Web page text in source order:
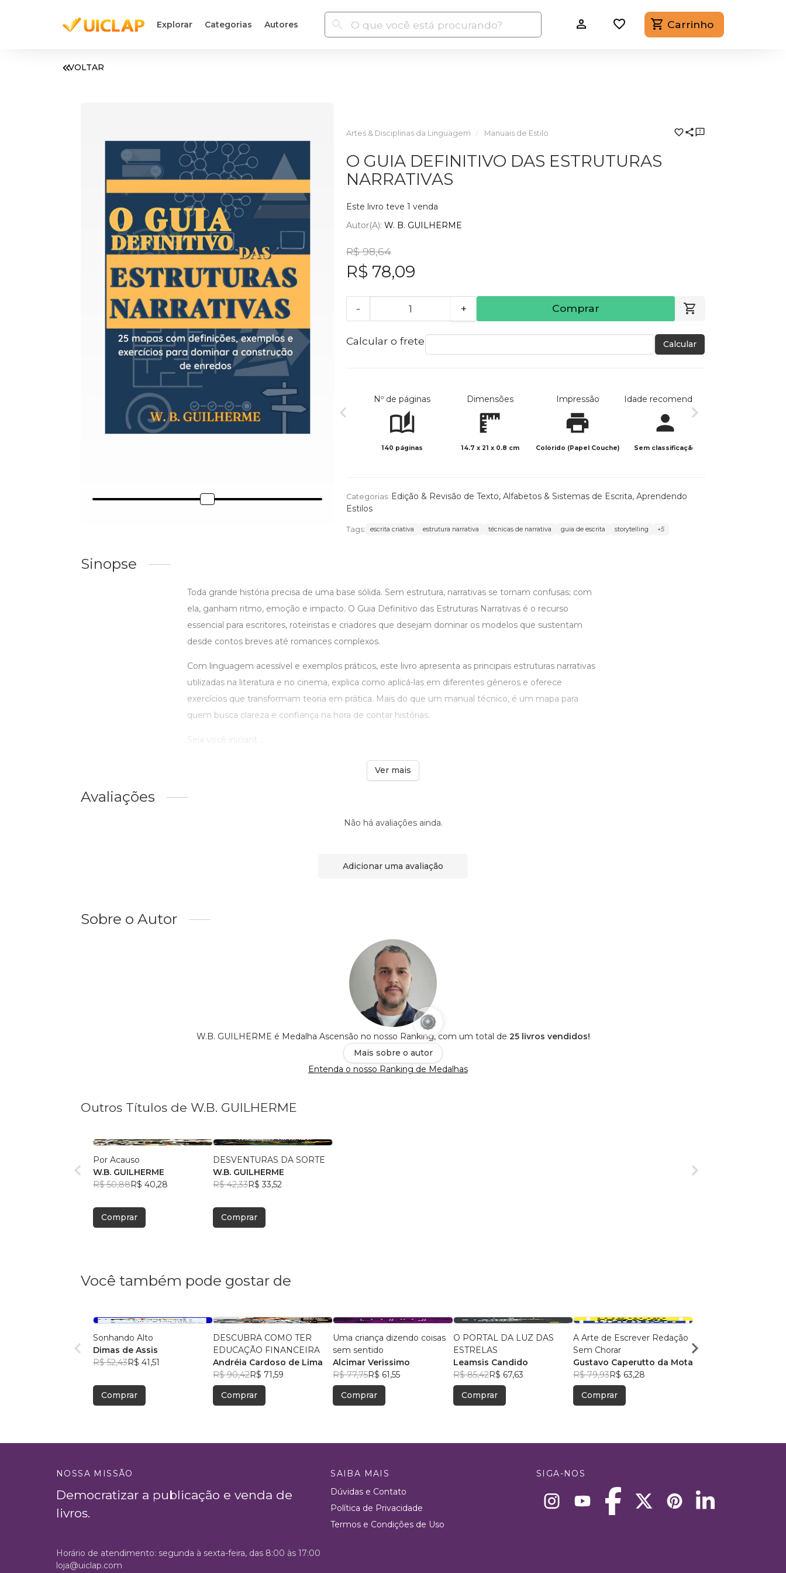
Explorar Categorias Autores Carrinho
VOLTAR
Artes & Disciplinas da Linguagem Manuais de Estilo
O GUIA DEFINITIVO DAS ESTRUTURAS
NARRATIVAS
Este livro teve 1 venda
Autor(a): W. B. GUILHERME
R$ 98,64
R$ 78,09
- + Comprar
Calcular o frete Calcular
Nº de páginas
140 páginas
Dimensões
14.7 x 21 x 0.8 cm
Impressão
Colorido (Papel Couche)
Idade recomendada
Sem classificação
Categorias: Edição & Revisão de Texto, Alfabetos & Sistemas de Escrita, Aprendendo
Estilos
Tags: escrita criativa estrutura narrativa técnicas de narrativa guia de escrita storytelling +5
Sinopse
Toda grande história precisa de uma base sólida. Sem estrutura, narrativas se tornam confusas; com
ela, ganham ritmo, emoção e impacto. O Guia Definitivo das Estruturas Narrativas é o recurso
essencial para escritores, roteiristas e criadores que desejam dominar os modelos que sustentam
desde contos breves até romances complexos.
Com linguagem acessível e exemplos práticos, este livro apresenta as principais estruturas narrativas
utilizadas na literatura e no cinema, explica como aplicá-las em diferentes gêneros e oferece
exercícios que transformam teoria em prática. Mais do que um manual técnico, é um mapa para
quem busca clareza e confiança na hora de contar histórias.
Seja você iniciant ...
Ver mais
Avaliações
Não há avaliações ainda.
Adicionar uma avaliação
Sobre o Autor
W.B. GUILHERME é Medalha Ascensão no nosso Ranking, com um total de 25 livros vendidos!
Mais sobre o autor
Entenda o nosso Ranking de Medalhas
Outros Títulos de W.B. GUILHERME
Por Acauso
W.B. GUILHERME
R$ 50,88R$ 40,28
Comprar
DESVENTURAS DA SORTE
W.B. GUILHERME
R$ 42,33R$ 33,52
Comprar
Você também pode gostar de
Sonhando Alto
Dimas de Assis
R$ 52,43R$ 41,51
Comprar
DESCUBRA COMO TER
EDUCAÇÃO FINANCEIRA
Andréia Cardoso de Lima
R$ 90,42R$ 71,59
Comprar
Uma criança dizendo coisas
sem sentido
Alcimar Verissimo
R$ 77,75R$ 61,55
Comprar
O PORTAL DA LUZ DAS
ESTRELAS
Leamsis Candido
R$ 85,42R$ 67,63
Comprar
A Arte de Escrever Redação
Sem Chorar
Gustavo Caperutto da Mota
R$ 79,93R$ 63,28
Comprar
Acontece
NOSSA MISSÃO
Democratizar a publicação e venda de
livros.
SAIBA MAIS
Dúvidas e Contato
Política de Privacidade
Termos e Condições de Uso
SIGA-NOS
Horário de atendimento: segunda à sexta-feira, das 8:00 às 17:00
loja@uiclap.com